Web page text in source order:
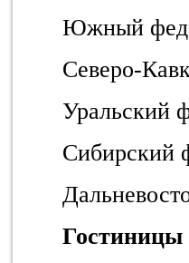
Южный
Северо-
Уральский
Сибирский
Гостиницы